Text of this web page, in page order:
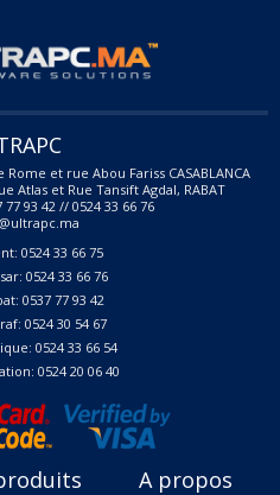
et rue Abou Fariss CASABLANCA
Atlas et Rue Tansift Agdal, RABAT
93 42 // 0524 33 66 76
0524 33 66 75
0524 33 66 76
0537 77 93 42
0524 30 54 67
0524 33 66 54
0524 20 06 40
A propos